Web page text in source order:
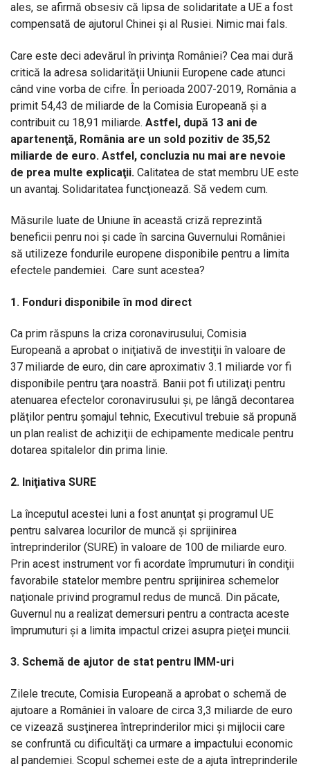
ales, se afirmă obsesiv că lipsa de solidaritate a UE a fost
compensată de ajutorul Chinei şi al Rusiei. Nimic mai fals.
Care este deci adevărul în privinţa României? Cea mai dură
critică la adresa solidarităţii Uniunii Europene cade atunci
când vine vorba de cifre. În perioada 2007-2019, România a
primit 54,43 de miliarde de la Comisia Europeană şi a
contribuit cu 18,91 miliarde. Astfel, după 13 ani de
apartenenţă, România are un sold pozitiv de 35,52
miliarde de euro. Astfel, concluzia nu mai are nevoie
de prea multe explicaţii. Calitatea de stat membru UE este
un avantaj. Solidaritatea funcţionează. Să vedem cum.
Măsurile luate de Uniune în această criză reprezintă
beneficii penru noi şi cade în sarcina Guvernului României
să utilizeze fondurile europene disponibile pentru a limita
efectele pandemiei. Care sunt acestea?
1. Fonduri disponibile în mod direct
Ca prim răspuns la criza coronavirusului, Comisia
Europeană a aprobat o iniţiativă de investiţii în valoare de
37 miliarde de euro, din care aproximativ 3.1 miliarde vor fi
disponibile pentru ţara noastră. Banii pot fi utilizaţi pentru
atenuarea efectelor coronavirusului şi, pe lângă decontarea
plăţilor pentru şomajul tehnic, Executivul trebuie să propună
un plan realist de achiziţii de echipamente medicale pentru
dotarea spitalelor din prima linie.
2. Iniţiativa SURE
La începutul acestei luni a fost anunţat şi programul UE
pentru salvarea locurilor de muncă şi sprijinirea
întreprinderilor (SURE) în valoare de 100 de miliarde euro.
Prin acest instrument vor fi acordate împrumuturi în condiţii
favorabile statelor membre pentru sprijinirea schemelor
naţionale privind programul redus de muncă. Din păcate,
Guvernul nu a realizat demersuri pentru a contracta aceste
împrumuturi şi a limita impactul crizei asupra pieţei muncii.
3. Schemă de ajutor de stat pentru IMM-uri
Zilele trecute, Comisia Europeană a aprobat o schemă de
ajutoare a României în valoare de circa 3,3 miliarde de euro
ce vizează susţinerea întreprinderilor mici şi mijlocii care
se confruntă cu dificultăţi ca urmare a impactului economic
al pandemiei. Scopul schemei este de a ajuta întreprinderile